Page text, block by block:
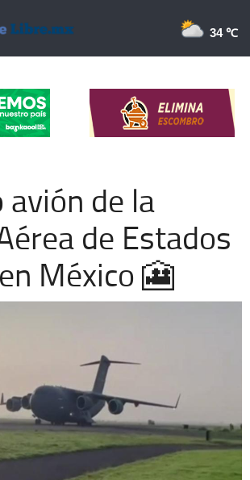
34 ℃
de la
de Estados
México 🎦